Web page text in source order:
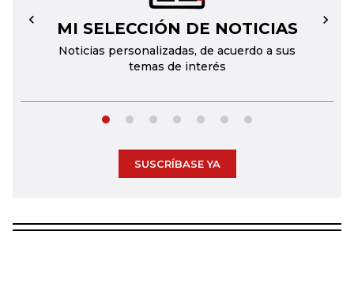
MI SELECCIÓN DE NOTICIAS
Noticias personalizadas, de acuerdo a sus
temas de interés
← →
SUSCRÍBASE YA